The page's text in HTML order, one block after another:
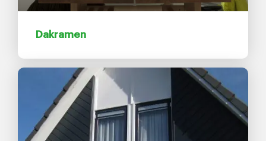
Dakramen